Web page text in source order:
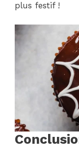
plus festif !